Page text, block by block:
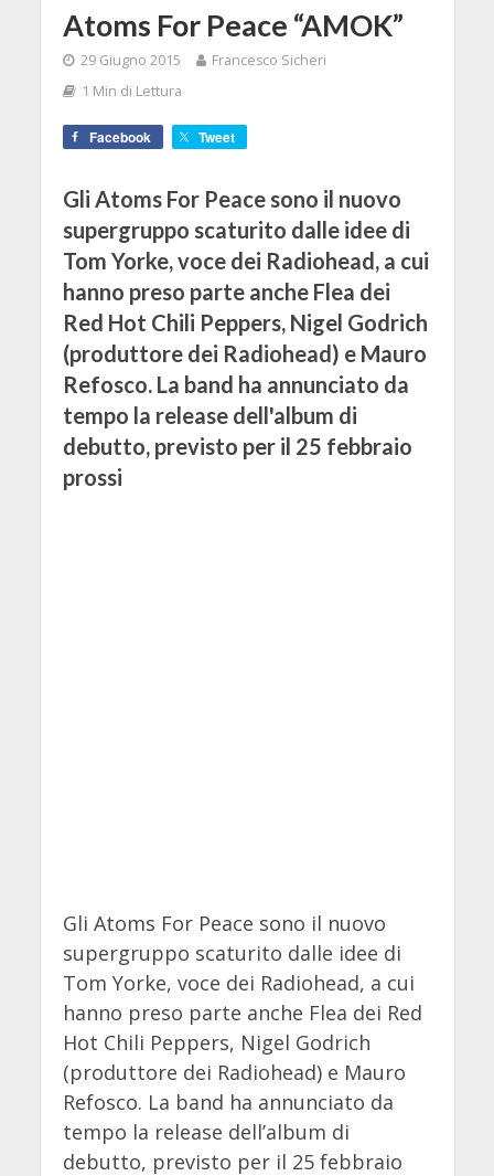
Atoms For Peace “AMOK”
29 Giugno 2015
Francesco Sicheri
1 Min di Lettura
Facebook Tweet
Gli Atoms For Peace sono il nuovo
supergruppo scaturito dalle idee di
Tom Yorke, voce dei Radiohead, a cui
hanno preso parte anche Flea dei
Red Hot Chili Peppers, Nigel Godrich
(produttore dei Radiohead) e Mauro
Refosco. La band ha annunciato da
tempo la release dell'album di
debutto, previsto per il 25 febbraio
prossi
Gli Atoms For Peace sono il nuovo
supergruppo scaturito dalle idee di
Tom Yorke, voce dei Radiohead, a cui
hanno preso parte anche Flea dei Red
Hot Chili Peppers, Nigel Godrich
(produttore dei Radiohead) e Mauro
Refosco. La band ha annunciato da
tempo la release dell’album di
debutto, previsto per il 25 febbraio